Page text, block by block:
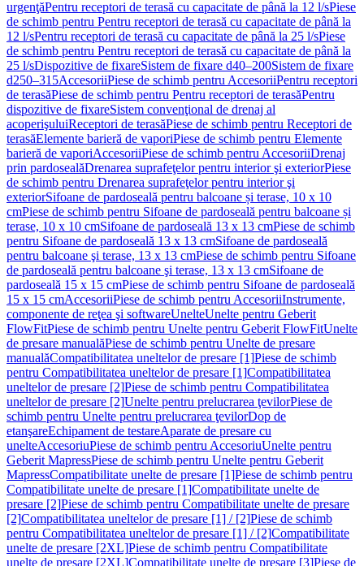
urgenţăPentru receptori de terasă cu capacitate de până la 12 l/sPiese
de schimb pentru Pentru receptori de terasă cu capacitate de până la
12 l/sPentru receptori de terasă cu capacitate de până la 25 l/sPiese
de schimb pentru Pentru receptori de terasă cu capacitate de până la
25 l/sDispozitive de fixareSistem de fixare d40–200Sistem de fixare
d250–315AccesoriiPiese de schimb pentru AccesoriiPentru receptori
de terasăPiese de schimb pentru Pentru receptori de terasăPentru
dispozitive de fixareSistem convenţional de drenaj al
acoperişuluiReceptori de terasăPiese de schimb pentru Receptori de
terasăElemente barieră de vaporiPiese de schimb pentru Elemente
barieră de vaporiAccesoriiPiese de schimb pentru AccesoriiDrenaj
prin pardosealăDrenarea suprafeţelor pentru interior şi exteriorPiese
de schimb pentru Drenarea suprafeţelor pentru interior şi
exteriorSifoane de pardoseală pentru balcoane și terase, 10 x 10
cmPiese de schimb pentru Sifoane de pardoseală pentru balcoane și
terase, 10 x 10 cmSifoane de pardoseală 13 x 13 cmPiese de schimb
pentru Sifoane de pardoseală 13 x 13 cmSifoane de pardoseală
pentru balcoane şi terase, 13 x 13 cmPiese de schimb pentru Sifoane
de pardoseală pentru balcoane şi terase, 13 x 13 cmSifoane de
pardoseală 15 x 15 cmPiese de schimb pentru Sifoane de pardoseală
15 x 15 cmAccesoriiPiese de schimb pentru AccesoriiInstrumente,
componente de reţea şi softwareUnelteUnelte pentru Geberit
FlowFitPiese de schimb pentru Unelte pentru Geberit FlowFitUnelte
de presare manualăPiese de schimb pentru Unelte de presare
manualăCompatibilitatea uneltelor de presare [1]Piese de schimb
pentru Compatibilitatea uneltelor de presare [1]Compatibilitatea
uneltelor de presare [2]Piese de schimb pentru Compatibilitatea
uneltelor de presare [2]Unelte pentru prelucrarea ţevilorPiese de
schimb pentru Unelte pentru prelucrarea ţevilorDop de
etanşareEchipament de testareAparate de presare cu
unelteAccesoriuPiese de schimb pentru AccesoriuUnelte pentru
Geberit MapressPiese de schimb pentru Unelte pentru Geberit
MapressCompatibilitate unelte de presare [1]Piese de schimb pentru
Compatibilitate unelte de presare [1]Compatibilitate unelte de
presare [2]Piese de schimb pentru Compatibilitate unelte de presare
[2]Compatibilitatea uneltelor de presare [1] / [2]Piese de schimb
pentru Compatibilitatea uneltelor de presare [1] / [2]Compatibilitate
unelte de presare [2XL]Piese de schimb pentru Compatibilitate
unelte de presare [2XL]Compatibilitate unelte de presare [3]Piese de